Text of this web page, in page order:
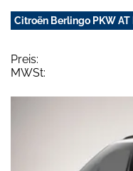
Citroën Berlingo PKW AT
Preis:
MWSt: